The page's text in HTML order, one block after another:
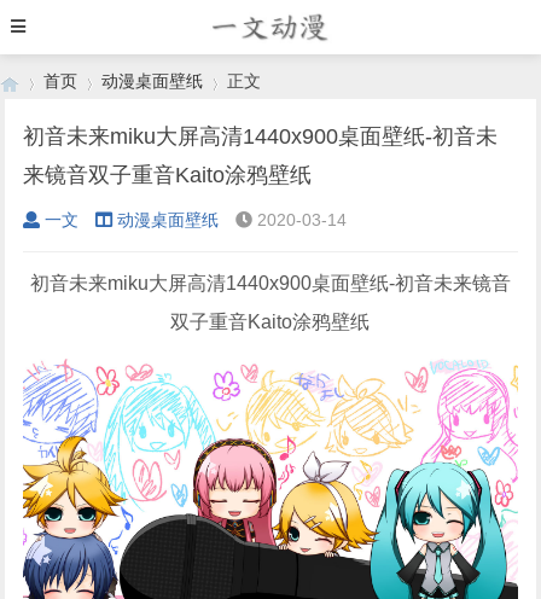
›
首页
›
动漫桌面壁纸
›
正文
初音未来miku大屏高清1440x900桌面壁纸-初音未
来镜音双子重音Kaito涂鸦壁纸
一文 动漫桌面壁纸 2020-03-14
初音未来miku大屏高清1440x900桌面壁纸-初音未来镜音
双子重音Kaito涂鸦壁纸